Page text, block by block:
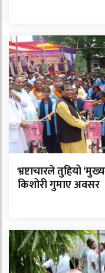
भ्रष्टाचारले तुहियो
किशोरी गुमाए अवसर